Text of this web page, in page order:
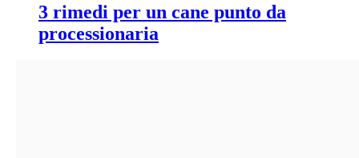
3 rimedi per un cane punto da
processionaria